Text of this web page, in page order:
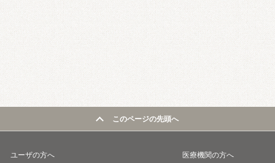
このページの先頭へ
ユーザの方へ 医療機関の方へ